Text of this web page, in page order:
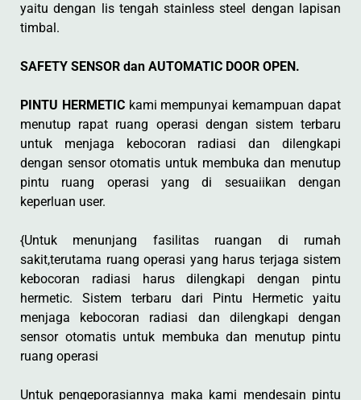
yaitu dengan lis tengah stainless steel dengan lapisan
timbal.
SAFETY SENSOR dan AUTOMATIC DOOR OPEN.
PINTU HERMETICkami mempunyai kemampuan dapat
menutup rapat ruang operasi dengan sistem terbaru
untuk menjaga kebocoran radiasi dan dilengkapi
dengan sensor otomatis untuk membuka dan menutup
pintu ruang operasi yang di sesuaiikan dengan
keperluan user.
{Untuk menunjang fasilitas ruangan di rumah
sakit,terutama ruang operasi yang harus terjaga sistem
kebocoran radiasi harus dilengkapi dengan pintu
hermetic. Sistem terbaru dari Pintu Hermetic yaitu
menjaga kebocoran radiasi dan dilengkapi dengan
sensor otomatis untuk membuka dan menutup pintu
ruang operasi
Untuk pengeporasiannya maka kami mendesain pintu